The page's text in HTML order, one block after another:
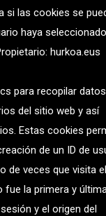
si las cookies se
haya
hurkoa.eus
para recopilar datos
del sitio web y así
Estas cookies
de un ID de
de veces que visita
fue la primera y
y el origen del